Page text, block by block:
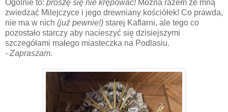
Ogólnie to: proszę się nie krępować!Można razem ze mną
zwiedzać Milejczyce i jego drewniany kościółek! Co prawda,
nie ma w nich (już pewnie!) starej Kaflarni, ale tego co
pozostało starczy aby nacieszyć się dzisiejszymi
szczegółami małego miasteczka na Podlasiu.
- Zapraszam.